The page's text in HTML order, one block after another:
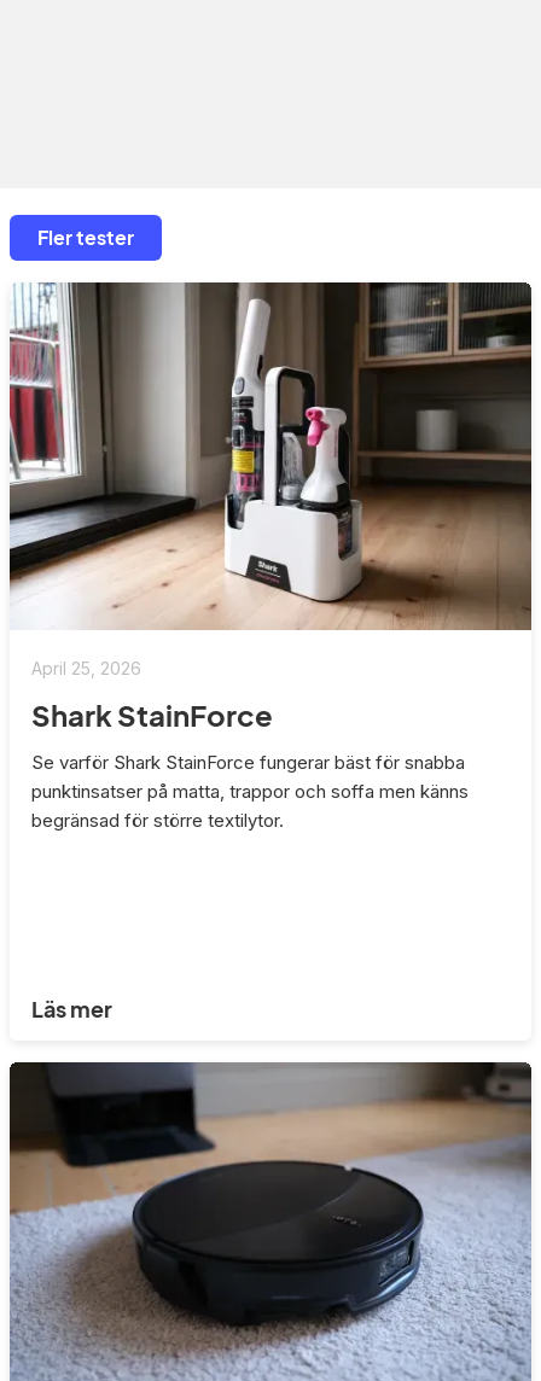
Fler tester
April 25, 2026
Shark StainForce
Se varför Shark StainForce fungerar bäst för snabba
punktinsatser på matta, trappor och soffa men känns
begränsad för större textilytor.
Läs mer